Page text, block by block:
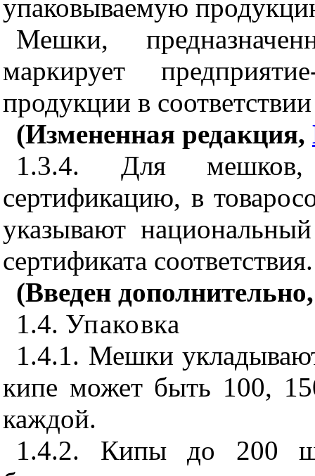
упаковываемую
Мешки,
маркирует
продукции в
(Измененная редакция,
1.3.4. Для мешков,
сертификацию, в
указывают
сертификата соответствия.
(Введен
1.4. Упаковка
1.4.1. Мешки
кипе может быть 100,
каждой.
1.4.2. Кипы до 200